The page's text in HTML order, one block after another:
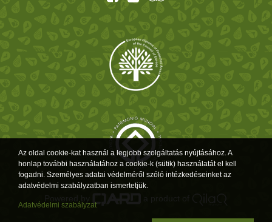
Az oldal cookie-kat használ a legjobb szolgáltatás nyújtásához. A
honlap további használatához a cookie-k (sütik) használatát el kell
fogadni. Személyes adatai védelméről szóló intézkedéseinket az
adatvédelmi szabályzatban ismertetjük.
Adatvédelmi szabályzat